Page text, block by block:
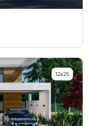
12x25